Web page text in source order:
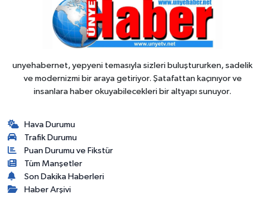
unyehabernet, yepyeni temasıyla sizleri buluştururken, sadelik
ve modernizmi bir araya getiriyor. Şatafattan kaçınıyor ve
insanlara haber okuyabilecekleri bir altyapı sunuyor.
Hava Durumu
Trafik Durumu
Puan Durumu ve Fikstür
Tüm Manşetler
Son Dakika Haberleri
Haber Arşivi